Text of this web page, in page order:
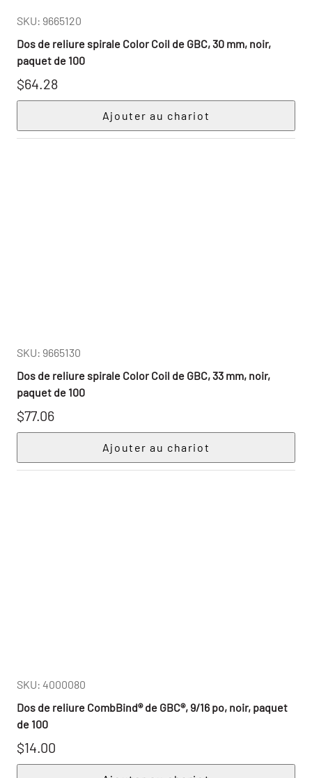
SKU: 9665120
Dos de reliure spirale Color Coil de GBC, 30 mm, noir,
paquet de 100
$64.28
SKU: 9665130
Dos de reliure spirale Color Coil de GBC, 33 mm, noir,
paquet de 100
$77.06
SKU: 4000080
Dos de reliure CombBind® de GBC®, 9/16 po, noir, paquet
de 100
$14.00